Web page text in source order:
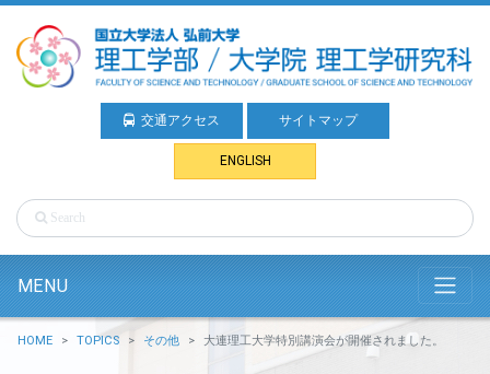
交通アクセス サイトマップ
ENGLISH
MENU
HOME TOPICS その他 大連理工大学特別講演会が開催されました。